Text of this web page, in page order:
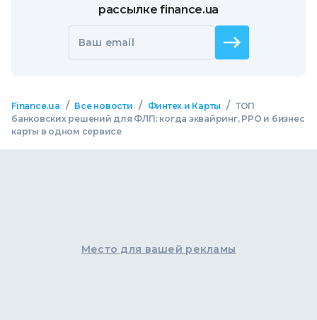
рассылке finance.ua
Ваш email
Finance.ua / Все новости / Финтех и Карты / ТОП
банковских решений для ФЛП: когда эквайринг, РРО и бизнес
карты в одном сервисе
Место для вашей рекламы